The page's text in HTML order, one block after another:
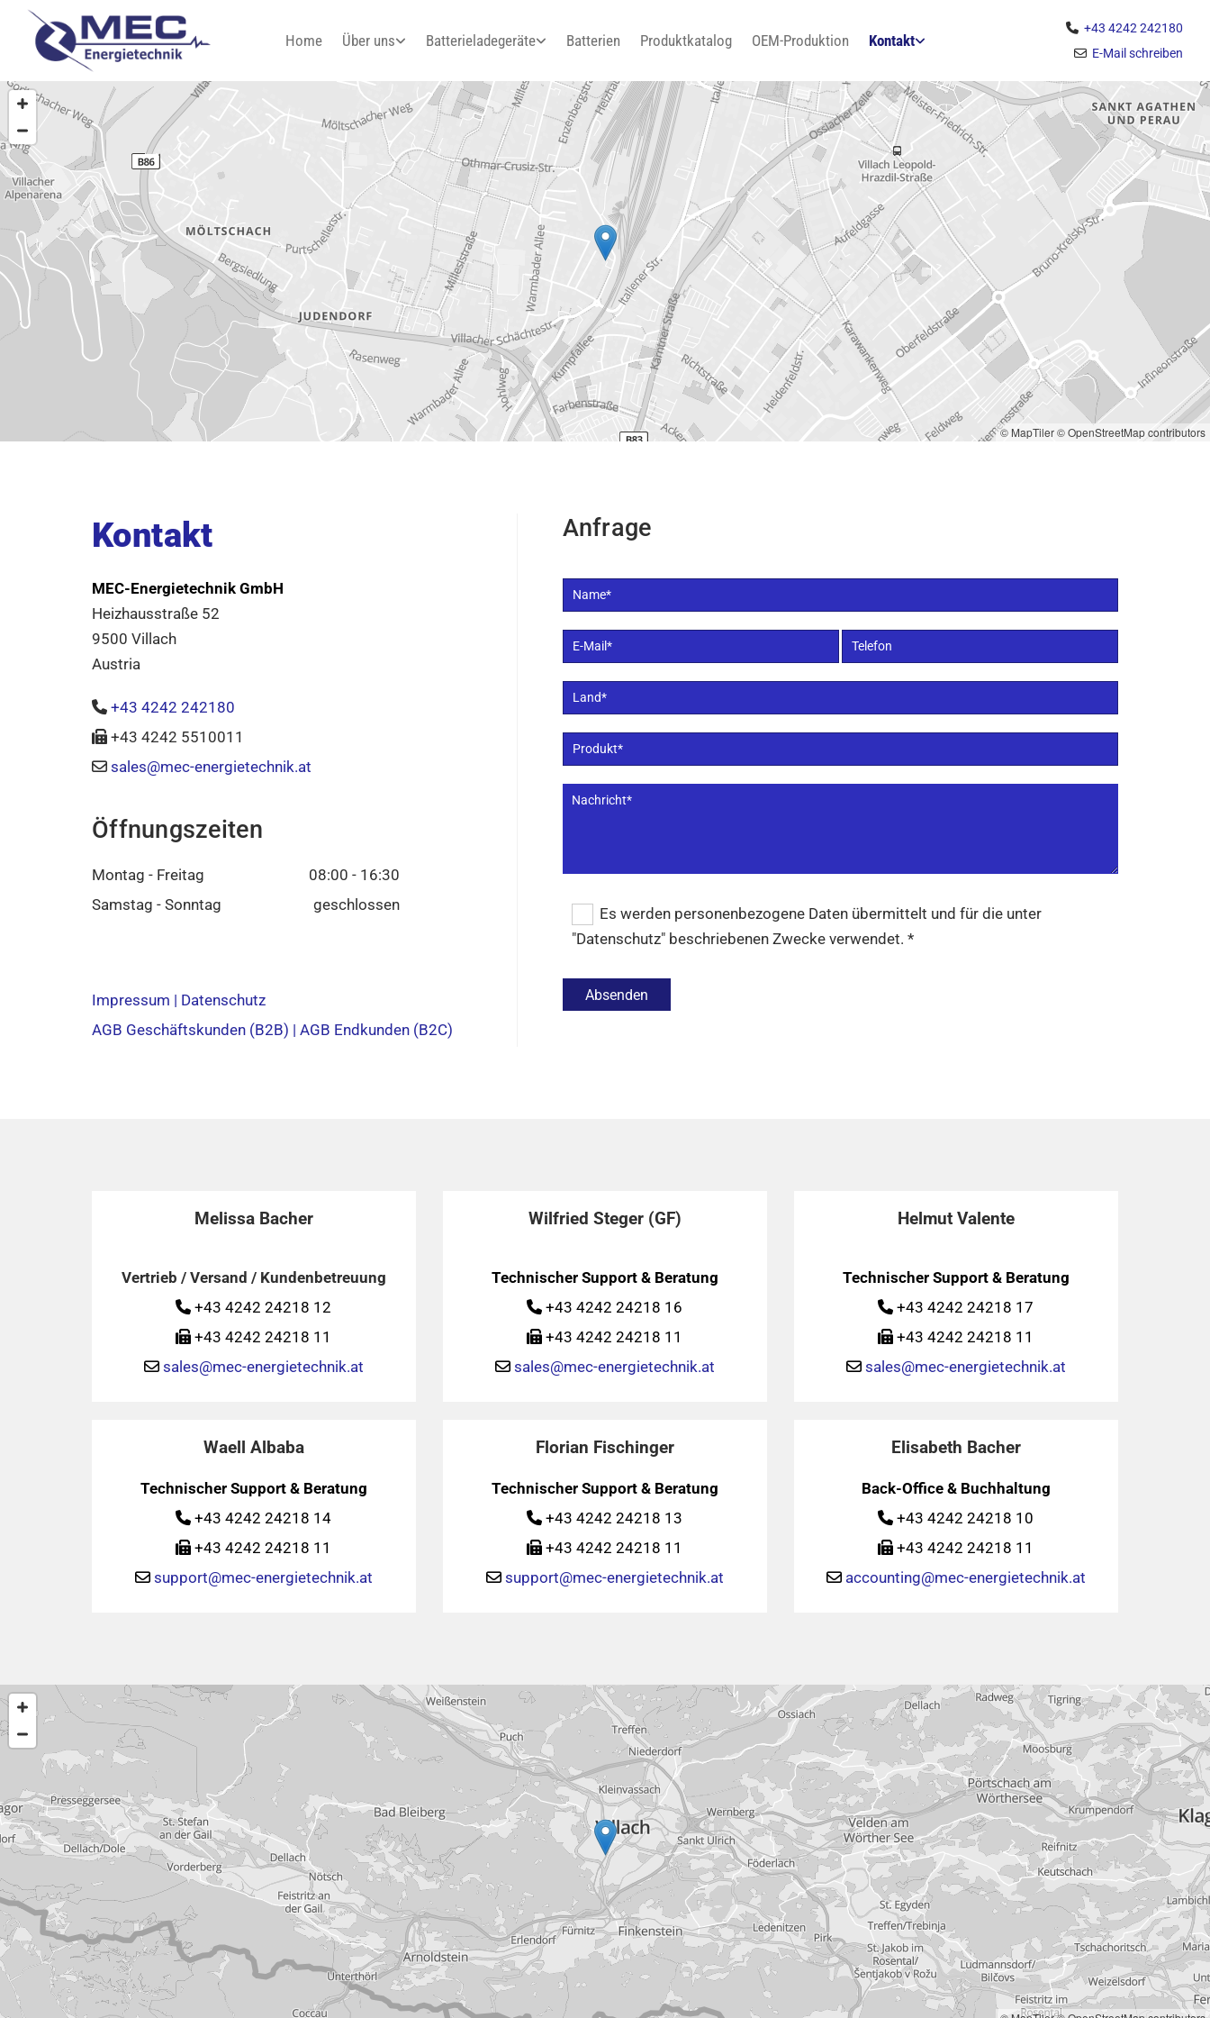
Home Über uns Batterieladegeräte Batterien Produktkatalog OEM-Produktion Kontakt
 +43 4242 242180
 E-Mail schreiben
© MapTiler© OpenStreetMap contributors
Kontakt
MEC-Energietechnik GmbH
Heizhausstraße 52
9500 Villach
Austria
 +43 4242 242180
 +43 4242 5510011
 sales@mec-energietechnik.at
Öffnungszeiten
Montag - Freitag
08:00 - 16:30
Samstag - Sonntag
geschlossen
Impressum | Datenschutz
AGB Geschäftskunden (B2B) | AGB Endkunden (B2C)
Anfrage
Es werden personenbezogene Daten übermittelt und für die unter
"Datenschutz" beschriebenen Zwecke verwendet. *
Melissa Bacher
Vertrieb / Versand / Kundenbetreuung
 +43 4242 24218 12
 +43 4242 24218 11
 sales@mec-energietechnik.at
Wilfried Steger (GF)
Technischer Support & Beratung
 +43 4242 24218 16
 +43 4242 24218 11
sales@mec-energietechnik.at
Helmut Valente
Technischer Support & Beratung
 +43 4242 24218 17
 +43 4242 24218 11
 sales@mec-energietechnik.at
Waell Albaba
Technischer Support & Beratung
 +43 4242 24218 14
 +43 4242 24218 11
 support@mec-energietechnik.at
Florian Fischinger
Technischer Support & Beratung
 +43 4242 24218 13
 +43 4242 24218 11
 support@mec-energietechnik.at
Elisabeth Bacher
Back-Office & Buchhaltung
 +43 4242 24218 10
 +43 4242 24218 11
 accounting@mec-energietechnik.at